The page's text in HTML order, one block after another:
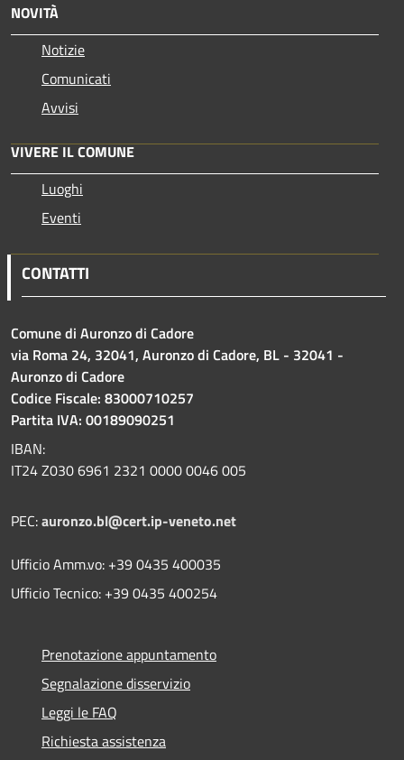
NOVITÀ
Notizie
Comunicati
Avvisi
VIVERE IL COMUNE
Luoghi
Eventi
CONTATTI
Comune di Auronzo di Cadore
via Roma 24, 32041, Auronzo di Cadore, BL - 32041 -
Auronzo di Cadore
Codice Fiscale: 83000710257
Partita IVA: 00189090251
IBAN:
IT24 Z030 6961 2321 0000 0046 005
PEC:auronzo.bl@cert.ip-veneto.net
Ufficio Amm.vo: +39 0435 400035
Ufficio Tecnico: +39 0435 400254
Prenotazione appuntamento
Segnalazione disservizio
Leggi le FAQ
Richiesta assistenza